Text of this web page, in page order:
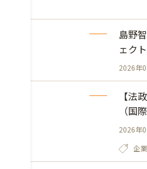
島野
ェク
2026年
【法
（国
2026年
企